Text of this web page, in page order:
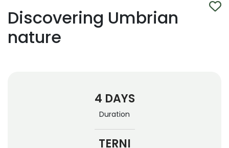
Discovering Umbrian
nature
4 DAYS
Duration
TERNI